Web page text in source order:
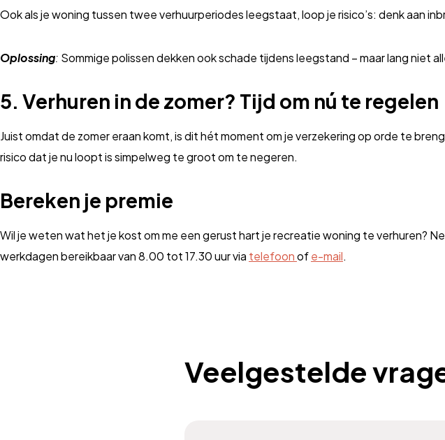
Ook als je woning tussen twee verhuurperiodes leegstaat, loop je risico’s: denk aan
Oplossing: Sommige polissen dekken ook schade tijdens leegstand – maar lang niet
5. Verhuren in de zomer? Tijd om nú te regelen
Juist omdat de zomer eraan komt, is dit hét moment om je verzekering op orde te
risico dat je nu loopt is simpelweg te groot om te negeren.
Bereken je premie
Wil je weten wat het je kost om me een gerust hart je recreatie woning te verhuren?
werkdagen bereikbaar van 8.00 tot 17.30 uur via telefoonofe-mail.
Veelgestelde